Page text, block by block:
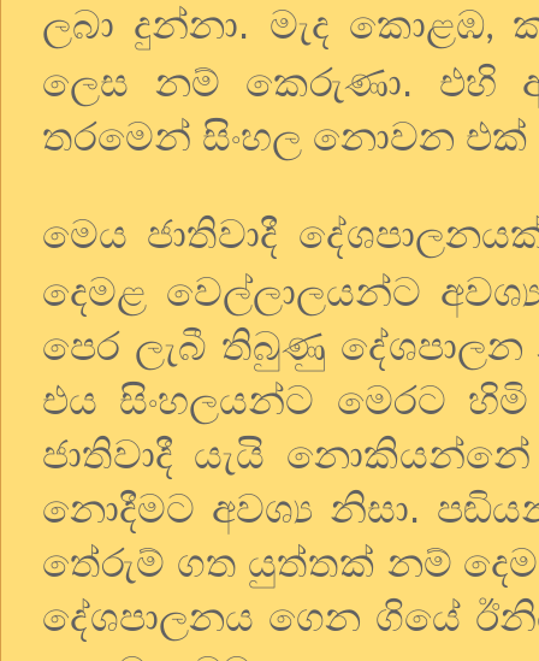
ලබා දුන්නා. මැද කොළඹ,
ලෙස නම් කෙරුණා. එහි
තරමෙන් සිංහල නොවන එක්
මෙය ජාතිවාදී
දෙමළ වෙල්ලාලයන්ට
පෙර ලැබී තිබුණු
එය සිංහලයන්ට මෙරට
ජාතිවාදී යැයි
නොදීමට අවශ්‍ය නිසා.
තේරුම් ගත යුත්තක් නම්
දේශපාලනය ගෙන ගියේ